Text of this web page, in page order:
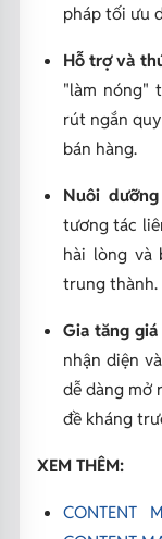
pháp tối ưu
Hỗ trợ và
"làm nóng"
rút ngắn
bán hàng.
Nuôi
tương tác
hài lòng và
trung thành.
Gia tăng
nhận diện
dễ dàng mở
đề kháng
XEM THÊM:
CONTENT